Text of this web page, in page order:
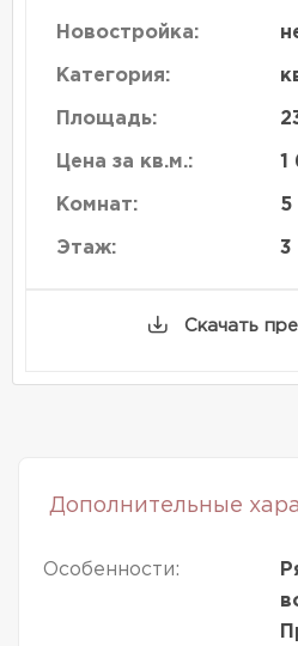
Новостройка:
Категория:
Площадь:
Цена за кв.м.: 1
Комнат: 5
Этаж: 3
Скачать
Дополнительные
Особенности: